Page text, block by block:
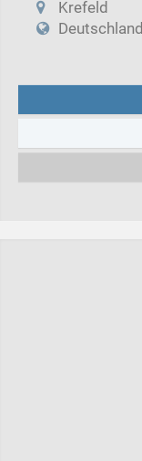
Krefeld
Deutschland